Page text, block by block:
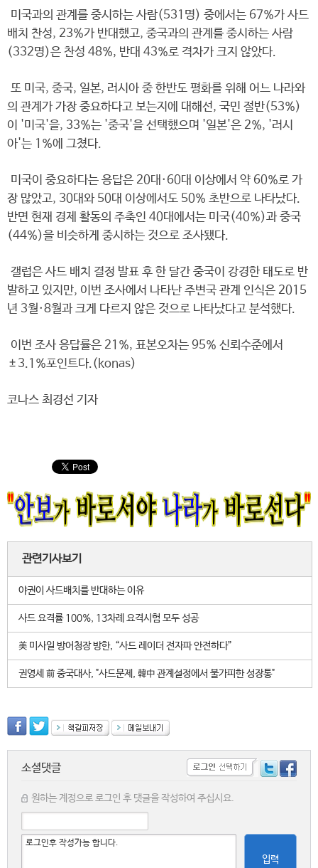
미국과의 관계를 중시하는 사람(531명) 중에서는 67%가 사드
배치 찬성, 23%가 반대했고, 중국과의 관계를 중시하는 사람
(332명)은 찬성 48%, 반대 43%로 격차가 크지 않았다.
또 미국, 중국, 일본, 러시아 중 한반도 평화를 위해 어느 나라와
의 관계가 가장 중요하다고 보는지에 대해선, 국민 절반(53%)
이 '미국'을, 33%는 '중국'을 선택했으며 '일본'은 2%, '러시
아'는 1%에 그쳤다.
미국이 중요하다는 응답은 20대·60대 이상에서 약 60%로 가
장 많았고, 30대와 50대 이상에서도 50% 초반으로 나타났다.
반면 현재 경제 활동의 주축인 40대에서는 미국(40%)과 중국
(44%)을 비슷하게 중시하는 것으로 조사됐다.
갤럽은 사드 배치 결정 발표 후 한 달간 중국이 강경한 태도로 반
발하고 있지만, 이번 조사에서 나타난 주변국 관계 인식은 2015
년 3월·8월과 크게 다르지 않은 것으로 나타났다고 분석했다.
이번 조사 응답률은 21%, 표본오차는 95% 신뢰수준에서
±3.1%포인트다.(konas)
코나스 최경선 기자
관련기사보기
야권이 사드배치를 반대하는 이유
사드 요격률 100%, 13차례 요격시험 모두 성공
美 미사일 방어청장 방한, “사드 레이더 전자파 안전하다”
권영세 前 중국대사, "사드문제, 韓中 관계설정에서 불가피한 성장통"
소셜댓글
원하는 계정으로 로그인 후 댓글을 작성하여 주십시요.
입력